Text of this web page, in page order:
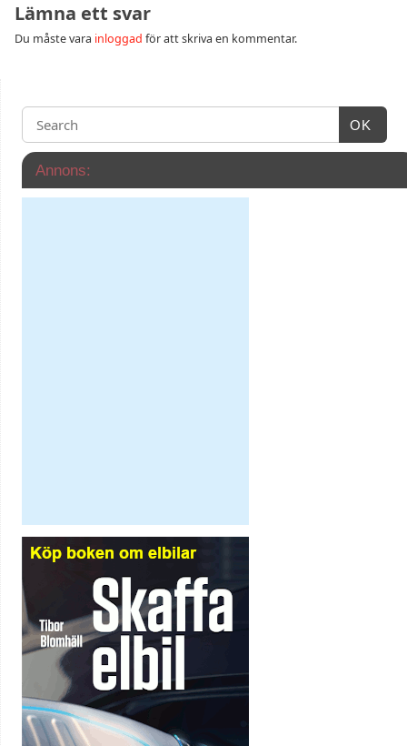
Lämna ett svar
Du måste vara inloggad för att skriva en kommentar.
OK
Annons: